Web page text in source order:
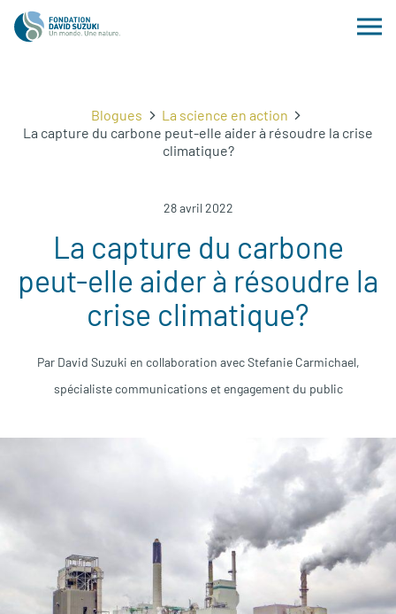
Blogues
La science en action
La capture du carbone peut-elle aider à résoudre la crise
climatique?
28 avril 2022
La capture du carbone
peut-elle aider à résoudre la
crise climatique?
Par David Suzuki en collaboration avec Stefanie Carmichael,
spécialiste communications et engagement du public